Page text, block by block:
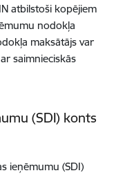
atbilstoši kopējiem
nodokļa
maksātājs var
saimnieciskās
(SDI) konts
ieņēmumu (SDI)